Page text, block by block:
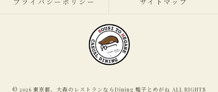
© 2026 東京都、大森のレストランならDining 帽子とめがね ALL RIGHTS